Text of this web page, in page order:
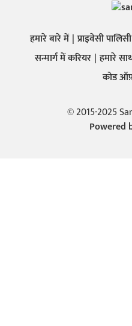
हमारे बारे में प्राइवेसी पालिसी
सन्मार्ग में करियर हमारे
कोड
© 2015-2025
Powered